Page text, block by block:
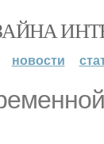
новости